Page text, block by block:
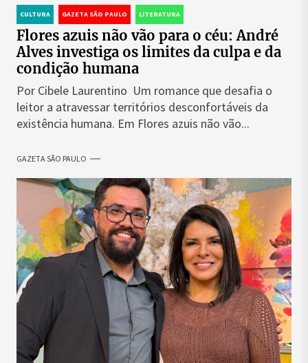
CULTURA GAZETA SÃO PAULO LITERATURA
Flores azuis não vão para o céu: André
Alves investiga os limites da culpa e da
condição humana
Por Cibele Laurentino Um romance que desafia o
leitor a atravessar territórios desconfortáveis da
existência humana. Em Flores azuis não vão...
GAZETA SÃO PAULO